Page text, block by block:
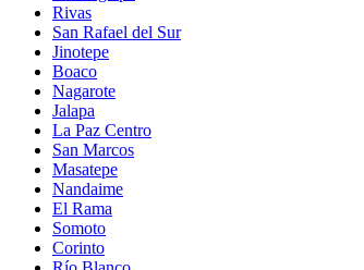
Rivas
San Rafael del Sur
Jinotepe
Boaco
Nagarote
Jalapa
La Paz Centro
San Marcos
Masatepe
Nandaime
El Rama
Somoto
Corinto